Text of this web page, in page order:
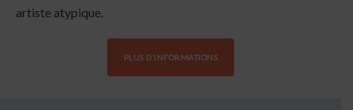
artiste atypique.
PLUS D’INFORMATIONS